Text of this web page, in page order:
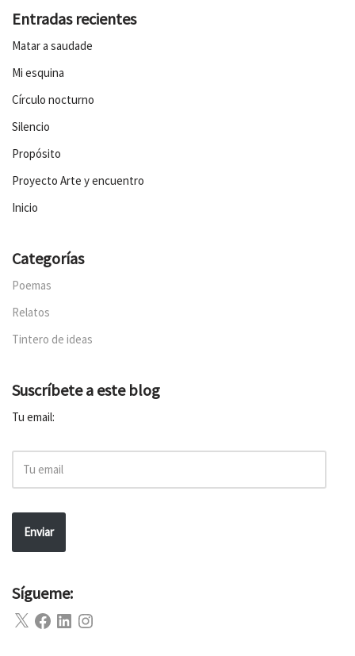
Entradas recientes
Matar a saudade
Mi esquina
Círculo nocturno
Silencio
Propósito
Proyecto Arte y encuentro
Inicio
Categorías
Poemas
Relatos
Tintero de ideas
Suscríbete a este blog
Tu email:
Enviar
Sígueme: